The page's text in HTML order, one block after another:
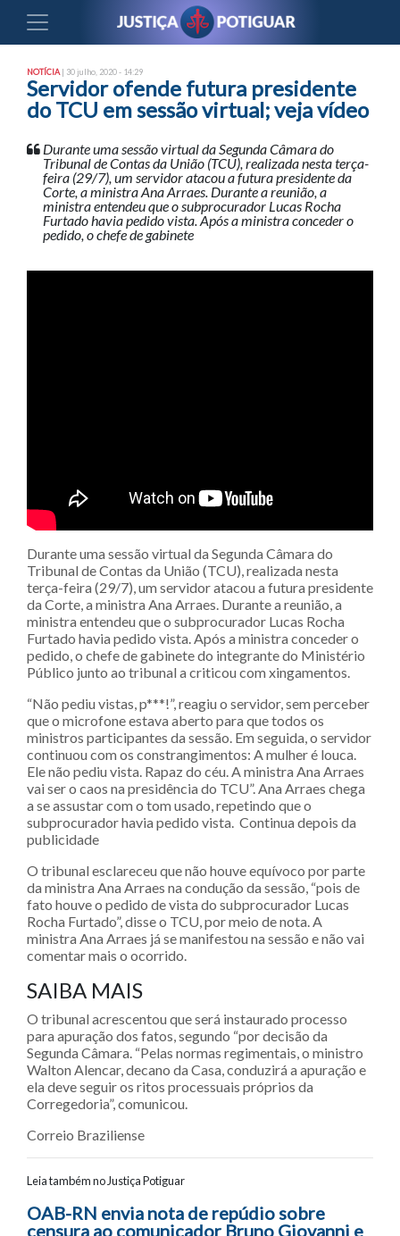
NOTÍCIA | 30 julho, 2020 - 14:29
Servidor ofende futura presidente
do TCU em sessão virtual; veja vídeo
Durante uma sessão virtual da Segunda Câmara do
Tribunal de Contas da União (TCU), realizada nesta terça-
feira (29/7), um servidor atacou a futura presidente da
Corte, a ministra Ana Arraes. Durante a reunião, a
ministra entendeu que o subprocurador Lucas Rocha
Furtado havia pedido vista. Após a ministra conceder o
pedido, o chefe de gabinete
Durante uma sessão virtual da Segunda Câmara do
Tribunal de Contas da União (TCU), realizada nesta
terça-feira (29/7), um servidor atacou a futura presidente
da Corte, a ministra Ana Arraes. Durante a reunião, a
ministra entendeu que o subprocurador Lucas Rocha
Furtado havia pedido vista. Após a ministra conceder o
pedido, o chefe de gabinete do integrante do Ministério
Público junto ao tribunal a criticou com xingamentos.
“Não pediu vistas, p***!”, reagiu o servidor, sem perceber
que o microfone estava aberto para que todos os
ministros participantes da sessão. Em seguida, o servidor
continuou com os constrangimentos: A mulher é louca.
Ele não pediu vista. Rapaz do céu. A ministra Ana Arraes
vai ser o caos na presidência do TCU”. Ana Arraes chega
a se assustar com o tom usado, repetindo que o
subprocurador havia pedido vista. Continua depois da
publicidade
O tribunal esclareceu que não houve equívoco por parte
da ministra Ana Arraes na condução da sessão, “pois de
fato houve o pedido de vista do subprocurador Lucas
Rocha Furtado”, disse o TCU, por meio de nota. A
ministra Ana Arraes já se manifestou na sessão e não vai
comentar mais o ocorrido.
SAIBA MAIS
O tribunal acrescentou que será instaurado processo
para apuração dos fatos, segundo “por decisão da
Segunda Câmara. “Pelas normas regimentais, o ministro
Walton Alencar, decano da Casa, conduzirá a apuração e
ela deve seguir os ritos processuais próprios da
Corregedoria”, comunicou.
Correio Braziliense
Leia também no Justiça Potiguar
Navegação entre posts
OAB-RN envia nota de repúdio sobre
censura ao comunicador Bruno Giovanni e